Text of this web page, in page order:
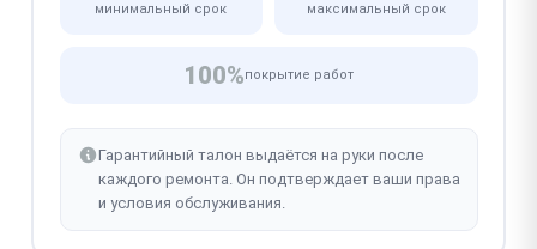
минимальный срок максимальный срок
100%покрытие работ
Гарантийный талон выдаётся на руки после
каждого ремонта. Он подтверждает ваши права
и условия обслуживания.